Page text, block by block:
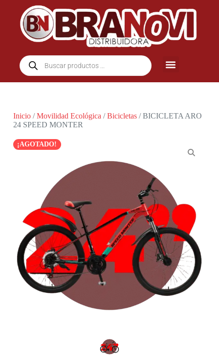
Inicio/Movilidad Ecológica /Bicicletas/ BICICLETA ARO
24 SPEED MONTER
¡AGOTADO!